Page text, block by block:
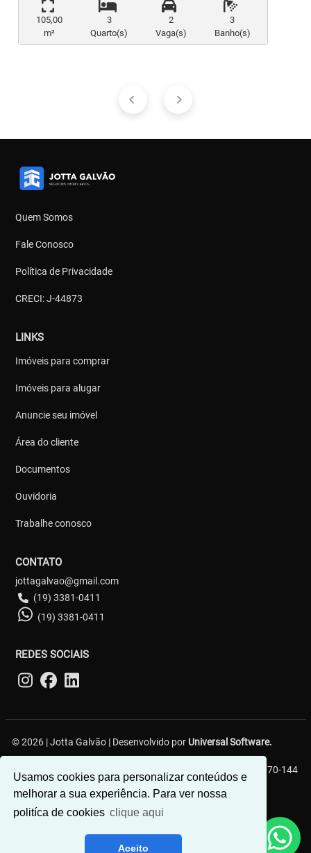
Usamos cookies para personalizar conteúdos e
melhorar a sua experiência. Para ver nossa
politíca de cookies clique aqui
Aceito
105,00
m²
3
Quarto(s)
2
Vaga(s)
3
Banho(s)
Quem Somos
Fale Conosco
Política de Privacidade
CRECI: J-44873
LINKS
Imóveis para comprar
Imóveis para alugar
Anuncie seu imóvel
Área do cliente
Documentos
Ouvidoria
Trabalhe conosco
CONTATO
jottagalvao@gmail.com
(19) 3381-0411
(19) 3381-0411
REDES SOCIAIS
© 2026 | Jotta Galvão | Desenvolvido por Universal Software.
R. Carlos Gerin, 161 - Jardim Chapadão, Campinas - SP, 13070-144